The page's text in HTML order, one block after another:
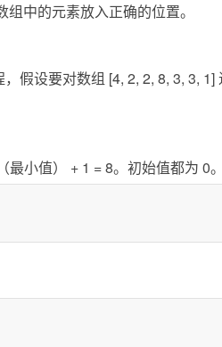
中的元素放入正确的位置。
假设要对数组 [4, 2, 2, 8, 3, 3, 1]
小值） + 1 = 8。初始值都为 0。